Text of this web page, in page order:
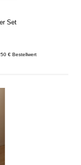
Set
€ Bestellwert